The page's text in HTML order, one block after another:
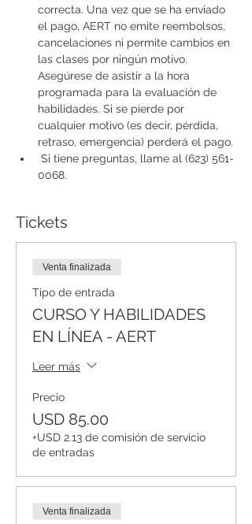
correcta. Una vez que se ha enviado
el pago, AERT no emite reembolsos,
cancelaciones ni permite cambios en
las clases por ningún motivo.
Asegúrese de asistir a la hora
programada para la evaluación de
habilidades. Si se pierde por
cualquier motivo (es decir, pérdida,
retraso, emergencia) perderá el pago.
0068.
Tickets
Venta finalizada
Tipo de entrada
CURSO Y HABILIDADES
EN LÍNEA - AERT
Leer más
Precio
USD 85.00
+USD 2.13 de comisión de servicio
de entradas
Venta finalizada